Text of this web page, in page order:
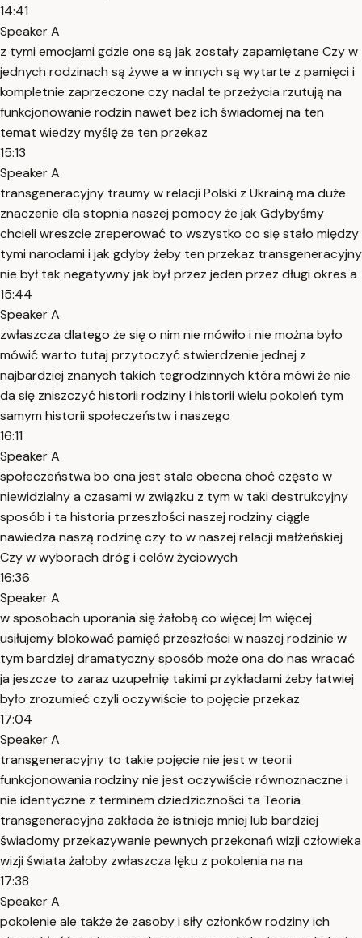
14:41
Speaker A
z tymi emocjami gdzie one są jak zostały zapamiętane Czy w
jednych rodzinach są żywe a w innych są wytarte z pamięci i
kompletnie zaprzeczone czy nadal te przeżycia rzutują na
funkcjonowanie rodzin nawet bez ich świadomej na ten
temat wiedzy myślę że ten przekaz
15:13
Speaker A
transgeneracyjny traumy w relacji Polski z Ukrainą ma duże
znaczenie dla stopnia naszej pomocy że jak Gdybyśmy
chcieli wreszcie zreperować to wszystko co się stało między
tymi narodami i jak gdyby żeby ten przekaz transgeneracyjny
nie był tak negatywny jak był przez jeden przez długi okres a
15:44
Speaker A
zwłaszcza dlatego że się o nim nie mówiło i nie można było
mówić warto tutaj przytoczyć stwierdzenie jednej z
najbardziej znanych takich tegrodzinnych która mówi że nie
da się zniszczyć historii rodziny i historii wielu pokoleń tym
samym historii społeczeństw i naszego
16:11
Speaker A
społeczeństwa bo ona jest stale obecna choć często w
niewidzialny a czasami w związku z tym w taki destrukcyjny
sposób i ta historia przeszłości naszej rodziny ciągle
nawiedza naszą rodzinę czy to w naszej relacji małżeńskiej
Czy w wyborach dróg i celów życiowych
16:36
Speaker A
w sposobach uporania się żałobą co więcej Im więcej
usiłujemy blokować pamięć przeszłości w naszej rodzinie w
tym bardziej dramatyczny sposób może ona do nas wracać
ja jeszcze to zaraz uzupełnię takimi przykładami żeby łatwiej
było zrozumieć czyli oczywiście to pojęcie przekaz
17:04
Speaker A
transgeneracyjny to takie pojęcie nie jest w teorii
funkcjonowania rodziny nie jest oczywiście równoznaczne i
nie identyczne z terminem dziedziczności ta Teoria
transgeneracyjna zakłada że istnieje mniej lub bardziej
świadomy przekazywanie pewnych przekonań wizji człowieka
wizji świata żałoby zwłaszcza lęku z pokolenia na na
17:38
Speaker A
pokolenie ale także że zasoby i siły członków rodziny ich